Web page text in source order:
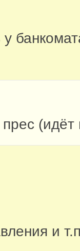
(идёт
и